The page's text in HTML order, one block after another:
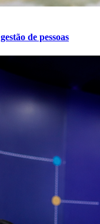
de pessoas